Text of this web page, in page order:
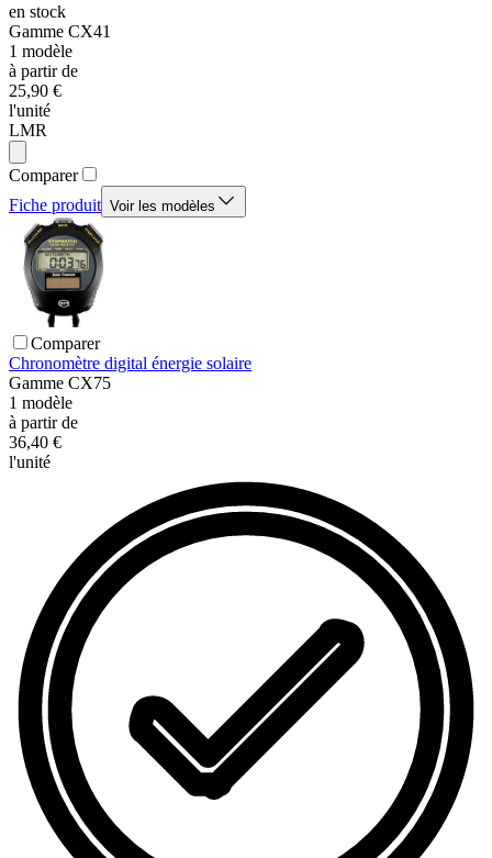
en stock
Gamme CX41
1 modèle
à partir de
25,90 €
l'unité
LMR
Comparer
Fiche produit Voir les modèles
Comparer
Chronomètre digital énergie solaire
Gamme CX75
1 modèle
à partir de
36,40 €
l'unité